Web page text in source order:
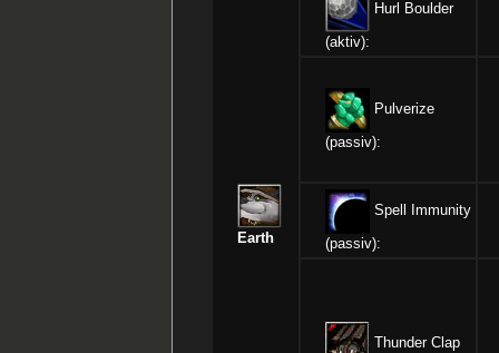
Earth
Hurl Boulder
(aktiv):
Pulverize
(passiv):
Spell Immunity
(passiv):
Thunder Clap